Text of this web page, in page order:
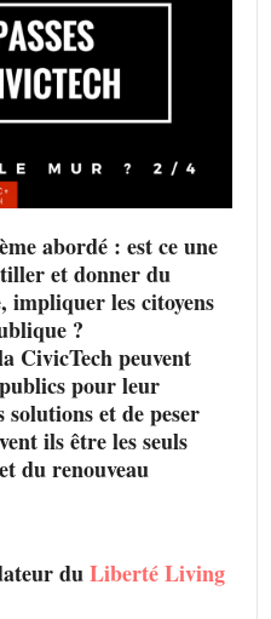
abordé : est ce une
et donner du
impliquer les citoyens
?
CivicTech peuvent
pour leur
et de peser
ils être les seuls
du renouveau
duLiberté Living